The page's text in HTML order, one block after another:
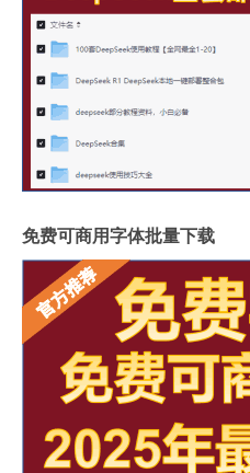
免费可商用字体批量下载